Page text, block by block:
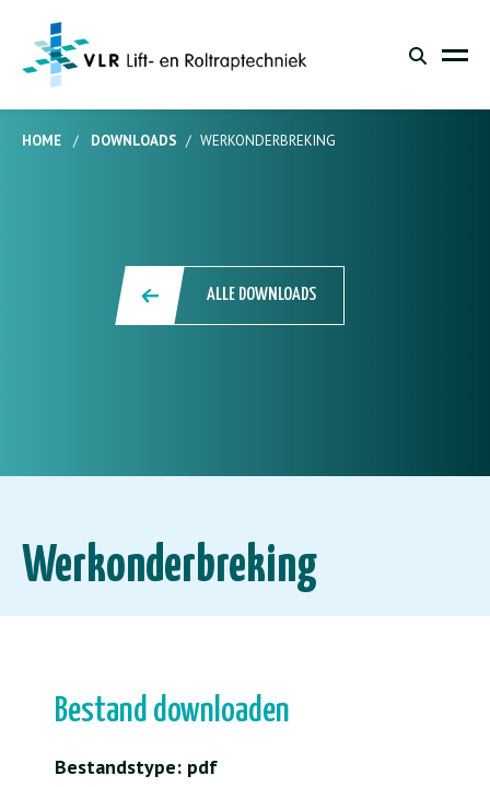
HOME / DOWNLOADS / WERKONDERBREKING
ALLE DOWNLOADS
Werkonderbreking
Bestand downloaden
Bestandstype: pdf